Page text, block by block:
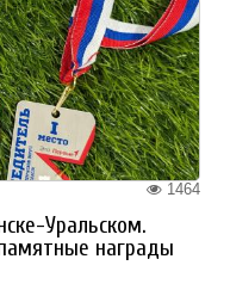
1464
Уральском.
награды